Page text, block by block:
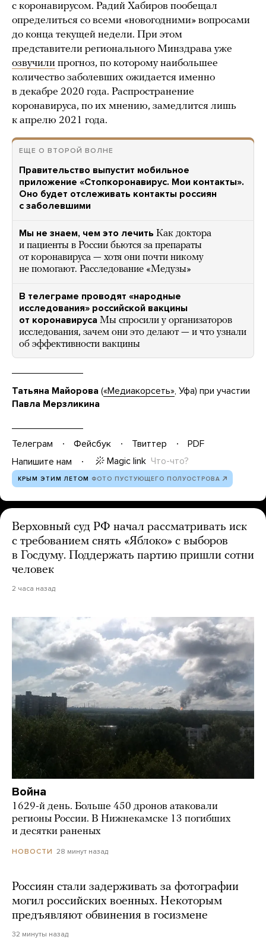
с коронавирусом. Радий Хабиров пообещал
определиться со всеми «новогодними» вопросами
до конца текущей недели. При этом
представители регионального Минздрава уже
озвучили прогноз, по которому наибольшее
количество заболевших ожидается именно
в декабре 2020 года. Распространение
коронавируса, по их мнению, замедлится лишь
к апрелю 2021 года.
ЕЩЕ О ВТОРОЙ ВОЛНЕ
Правительство выпустит мобильное
приложение «Стопкоронавирус. Мои контакты».
Оно будет отслеживать контакты россиян
с заболевшими
Мы не знаем, чем это лечить Как доктора
и пациенты в России бьются за препараты
от коронавируса — хотя они почти никому
не помогают. Расследование «Медузы»
В телеграме проводят «народные
исследования» российской вакцины
от коронавируса Мы спросили у организаторов
исследования, зачем они это делают — и что узнали
об эффективности вакцины
Татьяна Майорова («Медиакорсеть», Уфа) при участии
Павла Мерзликина
Телеграм Фейсбук Твиттер
PDF
Напишите нам
Magic link Что-что?
КРЫМ ЭТИМ ЛЕТОМ ФОТО ПУСТУЮЩЕГО ПОЛУОСТРОВА
Верховный суд РФ начал рассматривать иск
с требованием снять «Яблоко» с выборов
в Госдуму. Поддержать партию пришли сотни
человек
2 часа назад
Война
1629-й день. Больше 450 дронов атаковали
регионы России. В Нижнекамске 13 погибших
и десятки раненых
НОВОСТИ 28 минут назад
Россиян стали задерживать за фотографии
могил российских военных. Некоторым
предъявляют обвинения в госизмене
32 минуты назад